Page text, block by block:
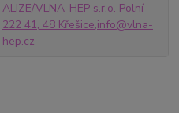
ALIZE/VLNA-HEP s.r.o. Polní
222 41, 48 Křešice,info@vlna-
hep.cz